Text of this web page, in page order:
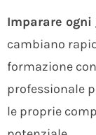
Imparare ogni
cambiano
formazione
professionale
le proprie